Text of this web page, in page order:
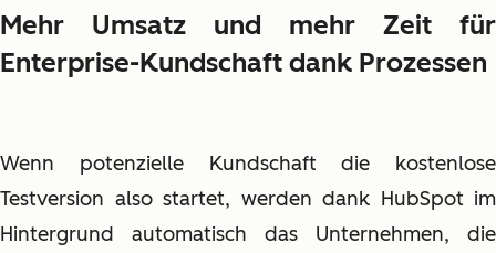
Mehr Umsatz und mehr Zeit für
Enterprise-Kundschaft dank Prozessen
Wenn potenzielle Kundschaft die kostenlose
Testversion also startet, werden dank HubSpot im
Hintergrund automatisch das Unternehmen, die